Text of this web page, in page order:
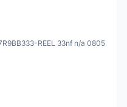
REEL 33nf n/a 0805